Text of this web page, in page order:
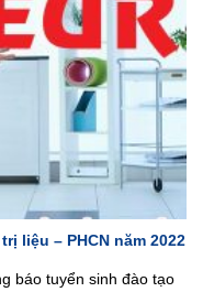
liệu – PHCN năm 2022
báo tuyển sinh đào tạo